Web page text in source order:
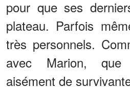
pour que ses
plateau. Parfois
très personnels.
avec Marion, que
aisément de